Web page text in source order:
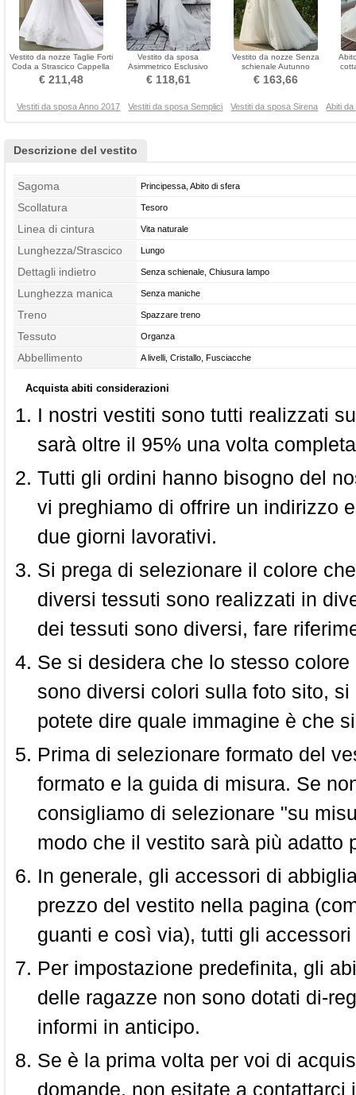
Vestito da nozze Taglie Forti
Coda a Strascico Cappella
Centro dietro
€ 211,48
Vestito da sposa
Asimmetrico Esclusivo
Bianca Senza maniche
Spiaggia
€ 118,61
Vestito da nozze Senza
schienale Autunno
Drappeggiato Lunghezza
piano
€ 163,66
Vestiti da sposa Anno 2017 Vestiti da sposa Semplici Vestiti da sposa Sirena Abiti
Descrizione del vestito
Sagoma Principessa, Abito di sfera
Scollatura Tesoro
Linea di cintura Vita naturale
Lunghezza/Strascico Lungo
Dettagli indietro Senza schienale, Chiusura lampo
Lunghezza manica Senza maniche
Treno Spazzare treno
Tessuto Organza
Abbellimento A livelli, Cristallo, Fusciacche
Acquista abiti considerazioni
I nostri vestiti sono tutti realizzati
sarà oltre il 95% una volta
Tutti gli ordini hanno bisogno del
vi preghiamo di offrire un indirizzo
due giorni lavorativi.
Si prega di selezionare il colore
diversi tessuti sono realizzati in
dei tessuti sono diversi, fare
Se si desidera che lo stesso
sono diversi colori sulla foto sito,
potete dire quale immagine è che
Prima di selezionare formato del
formato e la guida di misura. Se
consigliamo di selezionare "su
modo che il vestito sarà più adatto
In generale, gli accessori di
prezzo del vestito nella pagina
guanti e così via), tutti gli
Per impostazione predefinita, gli
delle ragazze non sono dotati di-
informi in anticipo.
Se è la prima volta per voi di
domande, non esitate a